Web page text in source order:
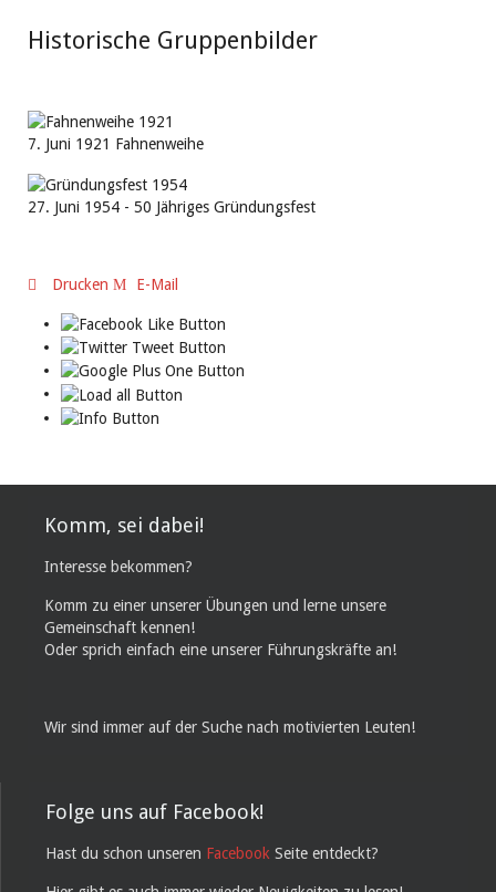
Historische Gruppenbilder
7. Juni 1921 Fahnenweihe
27. Juni 1954 - 50 Jähriges Gründungsfest
Drucken E-Mail
Komm, sei dabei!
Interesse bekommen?
Komm zu einer unserer Übungen und lerne unsere
Gemeinschaft kennen!
Oder sprich einfach eine unserer Führungskräfte an!
Wir sind immer auf der Suche nach motivierten Leuten!
Folge uns auf Facebook!
Hast du schon unseren Facebook Seite entdeckt?